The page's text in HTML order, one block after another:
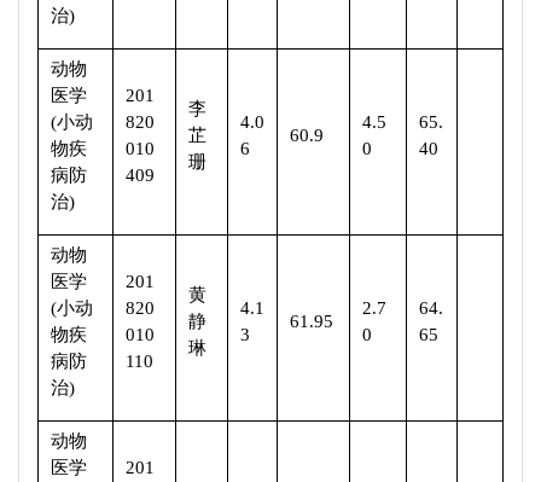
治)
动物
医学
(小动
物疾
病防
治)
201
820
010
409
李
芷
珊
4.0
6
60.9
4.5
0
65.
40
动物
医学
(小动
物疾
病防
治)
201
820
010
110
黄
静
琳
4.1
3
61.95
2.7
0
64.
65
动物
医学
201